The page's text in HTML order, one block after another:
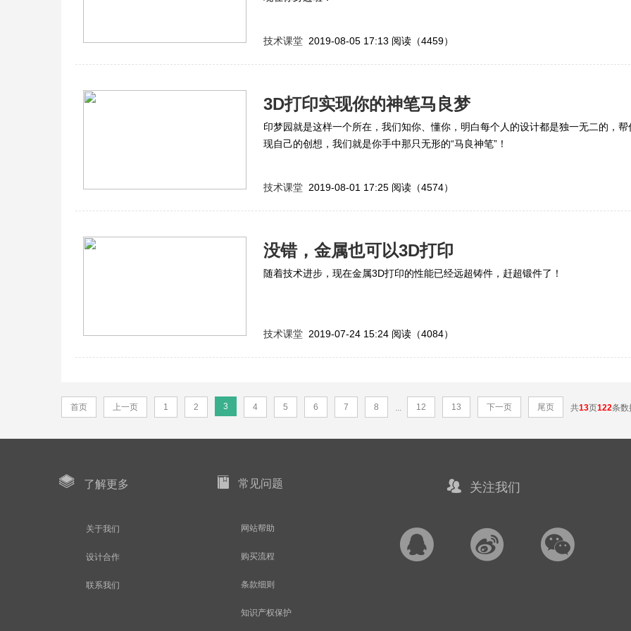
技术课堂 2019-08-05 17:13 阅读（4459）
3D打印实现你的神笔马良梦
印梦园就是这样一个所在，我们知你、懂你，明白每个人的设计都是独一无二的，帮
现自己的创想，我们就是你手中那只无形的“马良神笔”！
技术课堂 2019-08-01 17:25 阅读（4574）
没错，金属也可以3D打印
随着技术进步，现在金属3D打印的性能已经远超铸件，赶超锻件了！
技术课堂 2019-07-24 15:24 阅读（4084）
首页 上一页 1 2 3 4 5 6 7 8 ... 12 13 下一页 尾页 共13页122条数
了解更多
关于我们
设计合作
联系我们
常见问题
网站帮助
购买流程
条款细则
知识产权保护
关注我们